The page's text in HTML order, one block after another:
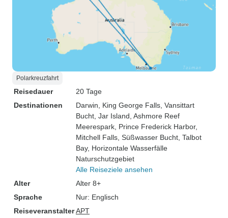
Polarkreuzfahrt
Reisedauer
20 Tage
Destinationen
Darwin , King George Falls , Vansittart
Bucht , Jar Island , Ashmore Reef
Meerespark , Prince Frederick Harbor,
Mitchell Falls , Süßwasser Bucht , Talbot
Bay, Horizontale Wasserfälle
Naturschutzgebiet
Alle Reiseziele ansehen
Alter
Alter 8+
Sprache
Nur: Englisch
ReiseveranstalterAPT